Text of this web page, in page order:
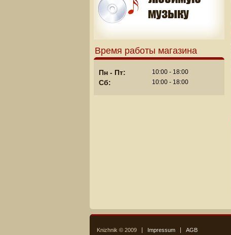
Время работы магазина
Пн - Пт: 10:00 - 18:00
Сб: 10:00 - 18:00
Knizhnik © 2009 Impressum AGB